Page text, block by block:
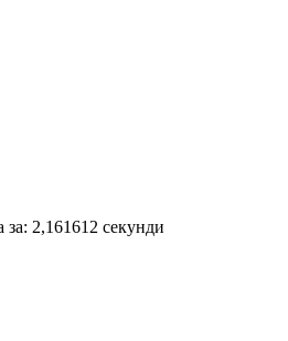
за: 2,161612 секунди